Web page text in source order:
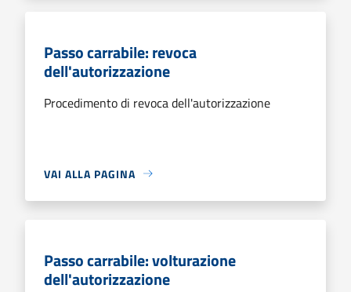
Passo carrabile: revoca
dell'autorizzazione
Procedimento di revoca dell'autorizzazione
VAI ALLA PAGINA
Passo carrabile: volturazione
dell'autorizzazione